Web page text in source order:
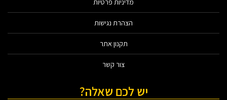
מדיניות פרטיות
הצהרת נגישות
תקנון אתר
צור קשר
יש לכם שאלה?